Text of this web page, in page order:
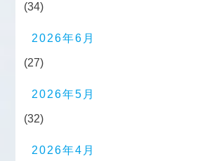
(34)
2026年6月
(27)
2026年5月
(32)
2026年4月